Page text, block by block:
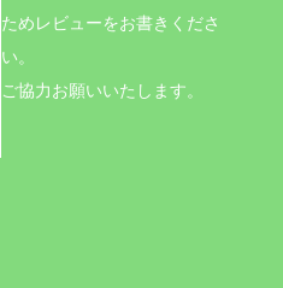
ためレビューをお書きくださ
い。
ご協力お願いいたします。